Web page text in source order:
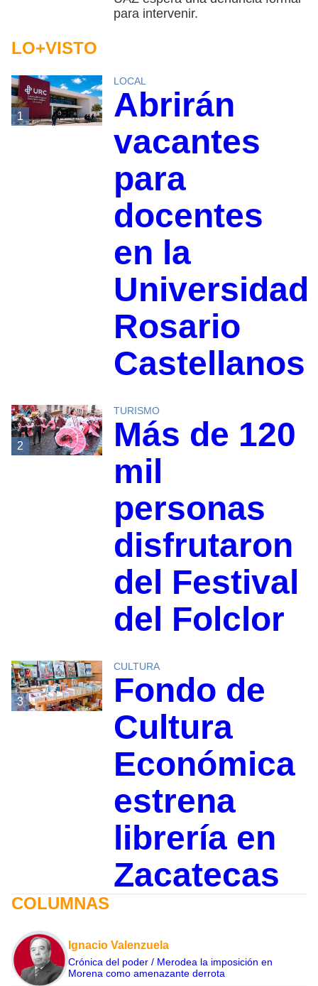
para intervenir.
LO+VISTO
1
LOCAL
Abrirán
vacantes
para
docentes
en la
Universidad
Rosario
Castellanos
2
TURISMO
Más de 120
mil
personas
disfrutaron
del Festival
del Folclor
3
CULTURA
Fondo de
Cultura
Económica
estrena
librería en
Zacatecas
COLUMNAS
Ignacio Valenzuela
Crónica del poder / Merodea la imposición en
Morena como amenazante derrota